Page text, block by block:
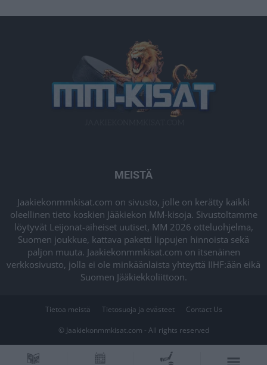
MEISTÄ
Jaakiekonmmkisat.com on sivusto, jolle on kerätty kaikki
oleellinen tieto koskien Jääkiekon MM-kisoja. Sivustoltamme
löytyvät Leijonat-aiheiset uutiset, MM 2026 otteluohjelma,
Suomen joukkue, kattava paketti lippujen hinnoista sekä
paljon muuta. Jaakiekonmmkisat.com on itsenäinen
verkkosivusto, jolla ei ole minkäänlaista yhteyttä IIHF:ään eikä
Suomen Jääkiekkoliittoon.
Tietoa meistä Tietosuoja ja evästeet Contact Us
© Jaakiekonmmkisat.com - All rights reserved